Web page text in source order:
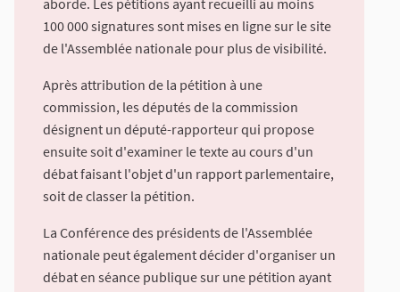
aborde. Les pétitions ayant recueilli au moins
100 000 signatures sont mises en ligne sur le site
de l'Assemblée nationale pour plus de visibilité.
Après attribution de la pétition à une
commission, les députés de la commission
désignent un député-rapporteur qui propose
ensuite soit d'examiner le texte au cours d'un
débat faisant l'objet d'un rapport parlementaire,
soit de classer la pétition.
La Conférence des présidents de l'Assemblée
nationale peut également décider d'organiser un
débat en séance publique sur une pétition ayant